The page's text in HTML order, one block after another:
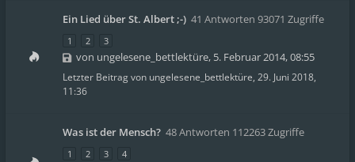
Ein Lied über St. Albert ;-) 41 Antworten 93071 Zugriffe
1 2 3
von ungelesene_bettlektüre, 5. Februar 2014, 08:55
Letzter Beitrag von ungelesene_bettlektüre, 29. Juni 2018,
11:36
Was ist der Mensch? 48 Antworten 112263 Zugriffe
1 2 3 4